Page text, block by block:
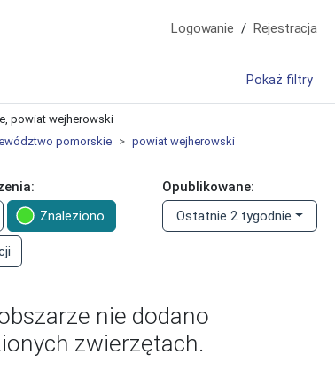
powiat wejherowski
powiat wejherowski
pomorskie
Znaleziono
Opublikowane:
Ostatnie 2 tygodnie
nie dodano
zwierzętach.
Pokaż filtry
Logowanie Rejestracja